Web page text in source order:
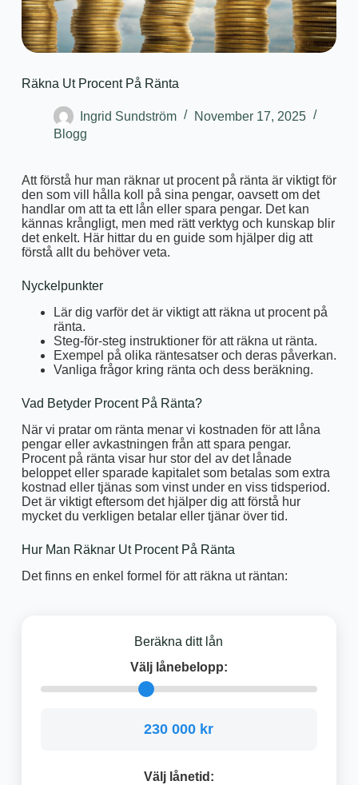
Räkna Ut Procent På Ränta
Ingrid Sundström
November 17, 2025
Blogg
Att förstå hur man räknar ut procent på ränta är viktigt för
den som vill hålla koll på sina pengar, oavsett om det
handlar om att ta ett lån eller spara pengar. Det kan
kännas krångligt, men med rätt verktyg och kunskap blir
det enkelt. Här hittar du en guide som hjälper dig att
förstå allt du behöver veta.
Nyckelpunkter
Lär dig varför det är viktigt att räkna ut procent på
ränta.
Steg-för-steg instruktioner för att räkna ut ränta.
Exempel på olika räntesatser och deras påverkan.
Vanliga frågor kring ränta och dess beräkning.
Vad Betyder Procent På Ränta?
När vi pratar om ränta menar vi kostnaden för att låna
pengar eller avkastningen från att spara pengar.
Procent på ränta visar hur stor del av det lånade
beloppet eller sparade kapitalet som betalas som extra
kostnad eller tjänas som vinst under en viss tidsperiod.
Det är viktigt eftersom det hjälper dig att förstå hur
mycket du verkligen betalar eller tjänar över tid.
Hur Man Räknar Ut Procent På Ränta
Det finns en enkel formel för att räkna ut räntan:
Beräkna ditt lån
Välj lånebelopp:
230 000 kr
Välj lånetid: